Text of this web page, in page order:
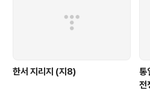
한서 지리지 (지8)
통
전